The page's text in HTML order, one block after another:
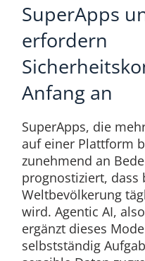
SuperApps
erfordern
Anfang an
SuperApps, die
auf einer Plattform
zunehmend an
prognostiziert, dass
Weltbevölkerung
wird. Agentic AI,
ergänzt dieses
selbstständig